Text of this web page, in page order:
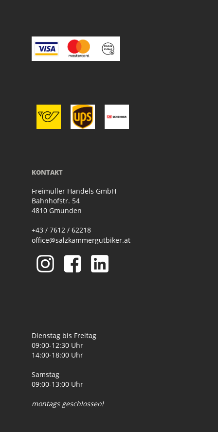
KONTAKT
Freimüller Handels GmbH
Bahnhofstr. 54
4810 Gmunden
+43 / 7612 / 62218
office@salzkammergutbiker.at
Dienstag bis Freitag
09:00-12:30 Uhr
14:00-18:00 Uhr
Samstag
09:00-13:00 Uhr
montags geschlossen!